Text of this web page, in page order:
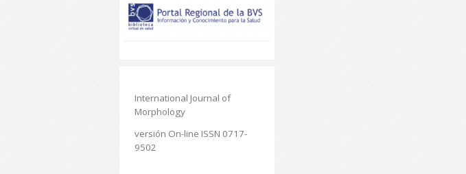
International Journal of
Morphology
versión On-line ISSN 0717-
9502